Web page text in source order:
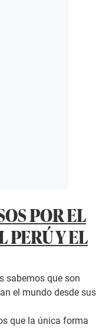
POR EL
PERÚ Y EL
sabemos que son
el mundo desde sus
que la única forma